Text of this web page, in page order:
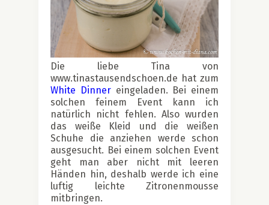
Die liebe Tina von
www.tinastausendschoen.de hat zum
White Dinner eingeladen. Bei einem
solchen feinem Event kann ich
natürlich nicht fehlen. Also wurden
das weiße Kleid und die weißen
Schuhe die anziehen werde schon
ausgesucht. Bei einem solchen Event
geht man aber nicht mit leeren
Händen hin, deshalb werde ich eine
luftig leichte Zitronenmousse
mitbringen.